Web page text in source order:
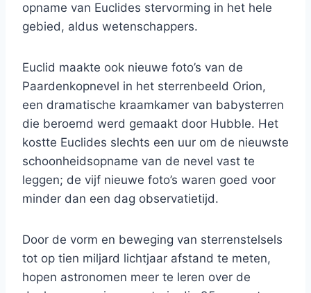
opname van Euclides stervorming in het hele
gebied, aldus wetenschappers.
Euclid maakte ook nieuwe foto’s van de
Paardenkopnevel in het sterrenbeeld Orion,
een dramatische kraamkamer van babysterren
die beroemd werd gemaakt door Hubble. Het
kostte Euclides slechts een uur om de nieuwste
schoonheidsopname van de nevel vast te
leggen; de vijf nieuwe foto’s waren goed voor
minder dan een dag observatietijd.
Door de vorm en beweging van sterrenstelsels
tot op tien miljard lichtjaar afstand te meten,
hopen astronomen meer te leren over de